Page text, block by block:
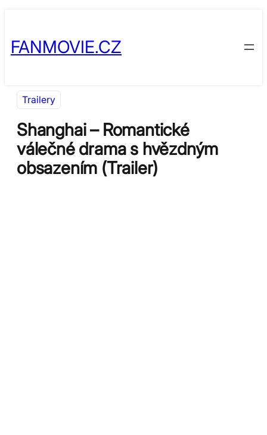
obsah
content
FANMOVIE.CZ
Trailery
Shanghai – Romantické
válečné drama s hvězdným
obsazením (Trailer)